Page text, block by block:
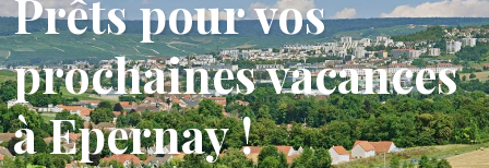
Prêts pour vos
prochaines vacances
à Epernay !